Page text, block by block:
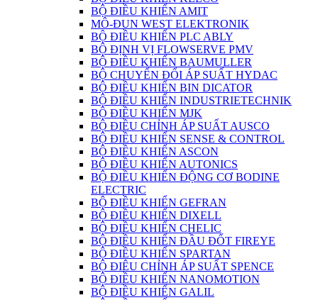
BỘ ĐIỀU KHIỂN AMIT
MÔ-ĐUN WEST ELEKTRONIK
BỘ ĐIỀU KHIỂN PLC ABLY
BỘ ĐỊNH VỊ FLOWSERVE PMV
BỘ ĐIỀU KHIỂN BAUMULLER
BỘ CHUYỂN ĐỔI ÁP SUẤT HYDAC
BỘ ĐIỀU KHIỂN BIN DICATOR
BỘ ĐIỀU KHIỂN INDUSTRIETECHNIK
BỘ ĐIỀU KHIỂN MJK
BỘ ĐIỀU CHỈNH ÁP SUẤT AUSCO
BỘ ĐIỀU KHIỂN SENSE & CONTROL
BỘ ĐIỀU KHIỂN ASCON
BỘ ĐIỀU KHIỂN AUTONICS
BỘ ĐIỀU KHIỂN ĐỘNG CƠ BODINE
ELECTRIC
BỘ ĐIỀU KHIỂN GEFRAN
BỘ ĐIỀU KHIỂN DIXELL
BỘ ĐIỀU KHIỂN CHELIC
BỘ ĐIỀU KHIỂN ĐẦU ĐỐT FIREYE
BỘ ĐIỀU KHIỂN SPARTAN
BỘ ĐIÊU CHỈNH ÁP SUẤT SPENCE
BỘ ĐIỀU KHIỂN NANOMOTION
BỘ ĐIỀU KHIỂN GALIL